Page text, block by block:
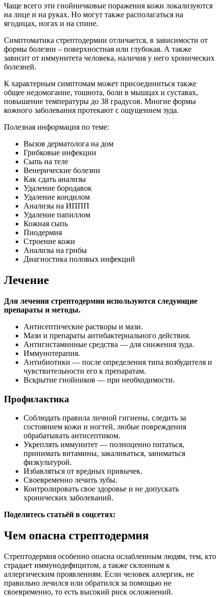
Чаще всего эти гнойничковые поражения кожи локализуются
на лице и на руках. Но могут также располагаться на
ягодицах, ногах и на спине.
Симптоматика стрептодермии отличается, в зависимости от
формы болезни – поверхностная или глубокая. А также
зависит от иммунитета человека, наличия у него хронических
болезней.
К характерным симптомам может присоединиться также
общее недомогание, тошнота, боли в мышцах и суставах,
повышение температуры до 38 градусов. Многие формы
кожного заболевания протекают с ощущением зуда.
Полезная информация по теме:
Вызов дерматолога на дом
Грибковые инфекции
Сыпь на теле
Венерические болезни
Как сдать анализы
Удаление бородавок
Удаление кондилом
Анализы на ИППП
Удаление папиллом
Кожная сыпь
Пиодермия
Строение кожи
Анализы на грибы
Диагностика половых инфекций
Лечение
Для лечения стрептодермии используются следующие
препараты и методы.
Антисептические растворы и мази.
Мази и препараты антибактериального действия.
Антигистаминные средства — для снижения зуда.
Иммунотерапия.
Антибиотики — после определения типа возбудителя и
чувствительности его к препаратам.
Вскрытие гнойников — при необходимости.
Профилактика
Соблюдать правила личной гигиены, следить за
состоянием кожи и ногтей, любые повреждения
обрабатывать антисептиком.
Укреплять иммунитет — полноценно питаться,
принимать витамины, закаливаться, заниматься
физкультурой.
Избавляться от вредных привычек.
Своевременно лечить зубы.
Контролировать свое здоровье и не допускать
хронических заболеваний.
Поделитесь статьёй в соцсетях:
Чем опасна стрептодермия
Стрептодермия особенно опасна ослабленным людям, тем, кто
страдает иммунодефицитом, а также склонным к
аллергическим проявлениям. Если человек аллергик, не
правильно лечился или обратился за помощью не
своевременно, то есть высокий риск осложнений.